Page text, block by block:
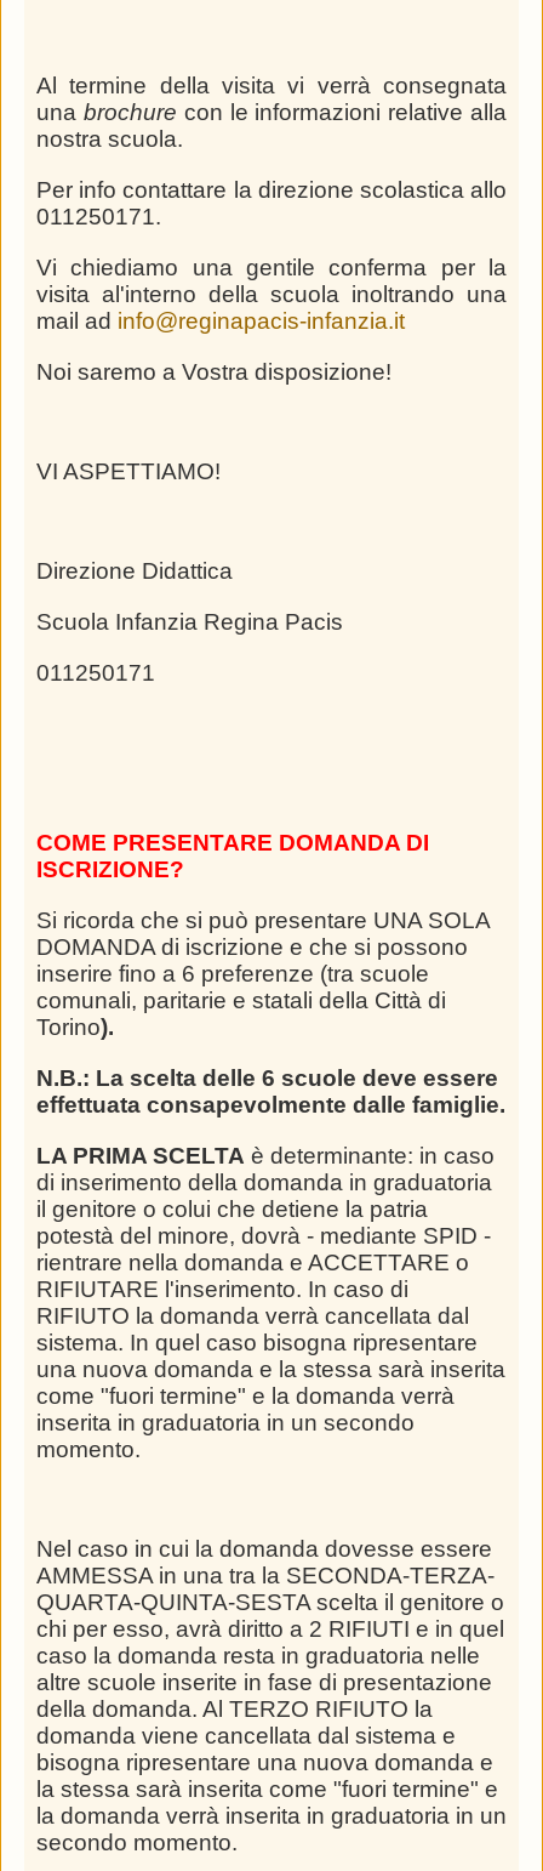
Al termine della visita vi verrà consegnata
una brochure con le informazioni relative alla
nostra scuola.
Per info contattare la direzione scolastica allo
011250171.
Vi chiediamo una gentile conferma per la
visita al'interno della scuola inoltrando una
mail ad info@reginapacis-infanzia.it
Noi saremo a Vostra disposizione!
VI ASPETTIAMO!
Direzione Didattica
Scuola Infanzia Regina Pacis
011250171
COME PRESENTARE DOMANDA DI
ISCRIZIONE?
Si ricorda che si può presentare UNA SOLA
DOMANDA di iscrizione e che si possono
inserire fino a 6 preferenze (tra scuole
comunali, paritarie e statali della Città di
Torino).
N.B.: La scelta delle 6 scuole deve essere
effettuata consapevolmente dalle famiglie.
LA PRIMA SCELTA è determinante: in caso
di inserimento della domanda in graduatoria
il genitore o colui che detiene la patria
potestà del minore, dovrà - mediante SPID -
rientrare nella domanda e ACCETTARE o
RIFIUTARE l'inserimento. In caso di
RIFIUTO la domanda verrà cancellata dal
sistema. In quel caso bisogna ripresentare
una nuova domanda e la stessa sarà inserita
come "fuori termine" e la domanda verrà
inserita in graduatoria in un secondo
momento.
Nel caso in cui la domanda dovesse essere
AMMESSA in una tra la SECONDA-TERZA-
QUARTA-QUINTA-SESTA scelta il genitore o
chi per esso, avrà diritto a 2 RIFIUTI e in quel
caso la domanda resta in graduatoria nelle
altre scuole inserite in fase di presentazione
della domanda. Al TERZO RIFIUTO la
domanda viene cancellata dal sistema e
bisogna ripresentare una nuova domanda e
la stessa sarà inserita come "fuori termine" e
la domanda verrà inserita in graduatoria in un
secondo momento.